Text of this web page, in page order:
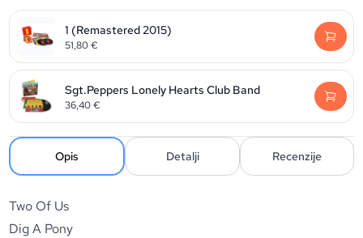
1 (Remastered 2015)
51,80€
Sgt.Peppers Lonely Hearts Club Band
36,40€
Opis Detalji Recenzije
Two Of Us
Dig A Pony